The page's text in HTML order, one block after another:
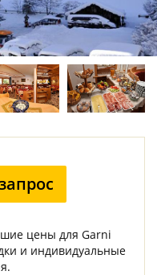
цены для Garni
и индивидуальные